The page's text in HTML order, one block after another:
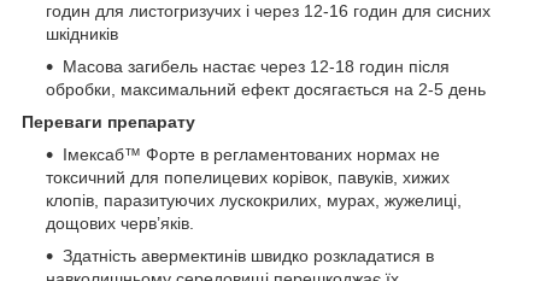
годин для листогризучих і через 12-16 годин для сисних
шкідників
Масова загибель настає через 12-18 годин після
обробки, максимальний ефект досягається на 2-5 день
Переваги препарату
Імексаб™ Форте в регламентованих нормах не
токсичний для попелицевих корівок, павуків, хижих
клопів, паразитуючих лускокрилих, мурах, жужелиці,
дощових черв’яків.
Здатність авермектинів швидко розкладатися в